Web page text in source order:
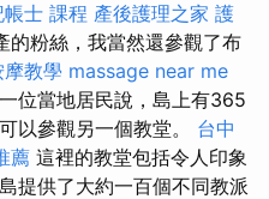
帳士 課程 產後護理之家 護
的粉絲，我當然還參觀了布
摩教學 massage near me
一位當地居民說，島上有365
以參觀另一個教堂。 台中
薦 這裡的教堂包括令人印象
提供了大約一百個不同教派